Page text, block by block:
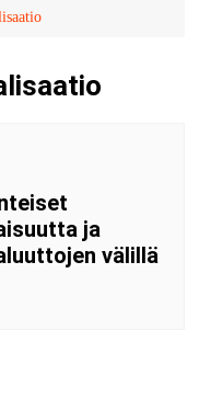
ja
välillä